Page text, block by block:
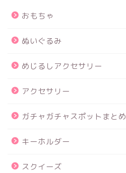
おもちゃ
ぬいぐるみ
めじるしアクセサリー
アクセサリー
ガチャガチャスポットまとめ
キーホルダー
スクイーズ